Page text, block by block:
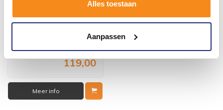
Alles toestaan
Aanpassen
Keramische Opzetwastafel
143,99
119,00
Meer info